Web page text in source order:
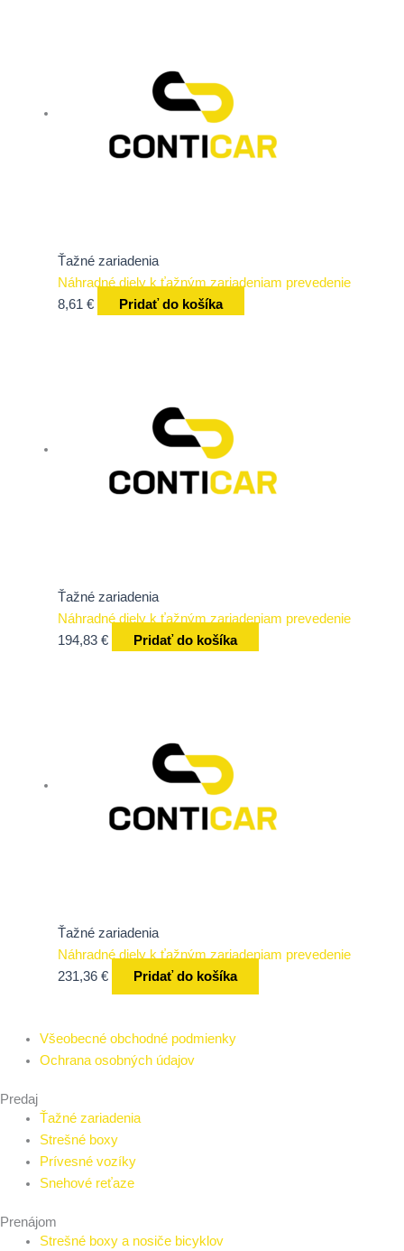
Ťažné zariadenia
Náhradné diely k ťažným zariadeniam prevedenie
8,61 € Pridať do košíka
Ťažné zariadenia
Náhradné diely k ťažným zariadeniam prevedenie
194,83 € Pridať do košíka
Ťažné zariadenia
Náhradné diely k ťažným zariadeniam prevedenie
231,36 € Pridať do košíka
Všeobecné obchodné podmienky
Ochrana osobných údajov
Predaj
Ťažné zariadenia
Strešné boxy
Prívesné vozíky
Snehové reťaze
Prenájom
Strešné boxy a nosiče bicyklov